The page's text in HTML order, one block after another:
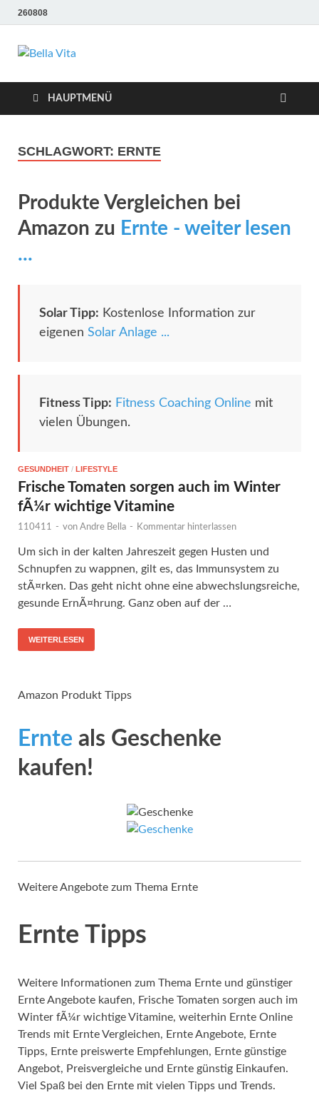
260808
Bella Vita
Wellness Fitness
Tipps
Tipps
HAUPTMENÜ
SCHLAGWORT: ERNTE
Produkte Vergleichen bei
Amazon zu Ernte - weiter lesen
...
Solar Tipp: Kostenlose Information zur
eigenen Solar Anlage ...
Fitness Tipp: Fitness Coaching Online mit
vielen Übungen.
GESUNDHEIT / LIFESTYLE
Frische Tomaten sorgen auch im Winter
fÃ¼r wichtige Vitamine
110411 - von Andre Bella - Kommentar hinterlassen
Um sich in der kalten Jahreszeit gegen Husten und
Schnupfen zu wappnen, gilt es, das Immunsystem zu
stÃ¤rken. Das geht nicht ohne eine abwechslungsreiche,
gesunde ErnÃ¤hrung. Ganz oben auf der …
WEITERLESEN
Amazon Produkt Tipps
Ernte als Geschenke
kaufen!
Weitere Angebote zum Thema Ernte
Ernte Tipps
Weitere Informationen zum Thema Ernte und günstiger
Ernte Angebote kaufen, Frische Tomaten sorgen auch im
Winter fÃ¼r wichtige Vitamine, weiterhin Ernte Online
Trends mit Ernte Vergleichen, Ernte Angebote, Ernte
Tipps, Ernte preiswerte Empfehlungen, Ernte günstige
Angebot, Preisvergleiche und Ernte günstig Einkaufen.
Viel Spaß bei den Ernte mit vielen Tipps und Trends.